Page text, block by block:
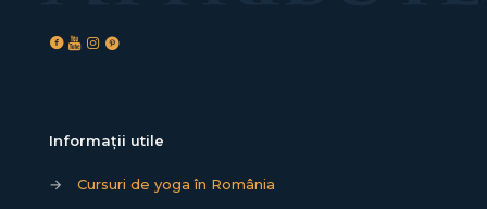
Informații utile
→
Cursuri de yoga în România